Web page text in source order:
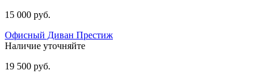
15 000 руб.
Офисный Диван Престиж
Наличие уточняйте
19 500 руб.